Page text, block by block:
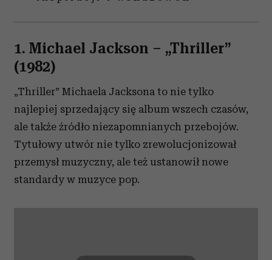
1. Michael Jackson – „Thriller”
(1982)
„Thriller” Michaela Jacksona to nie tylko
najlepiej sprzedający się album wszech czasów,
ale także źródło niezapomnianych przebojów.
Tytułowy utwór nie tylko zrewolucjonizował
przemysł muzyczny, ale też ustanowił nowe
standardy w muzyce pop.